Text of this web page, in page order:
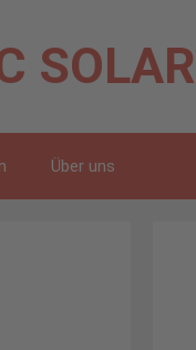
SOLAR
Über uns